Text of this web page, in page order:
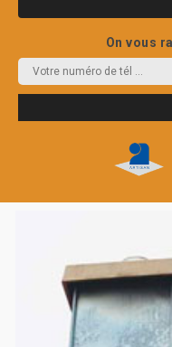
On vous